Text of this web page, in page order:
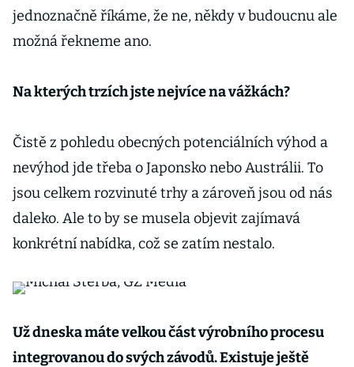
jednoznačně říkáme, že ne, někdy v budoucnu ale
možná řekneme ano.
Na kterých trzích jste nejvíce na vážkách?
Čistě z pohledu obecných potenciálních výhod a
nevýhod jde třeba o Japonsko nebo Austrálii. To
jsou celkem rozvinuté trhy a zároveň jsou od nás
daleko. Ale to by se musela objevit zajímavá
konkrétní nabídka, což se zatím nestalo.
Už dneska máte velkou část výrobního procesu
integrovanou do svých závodů. Existuje ještě